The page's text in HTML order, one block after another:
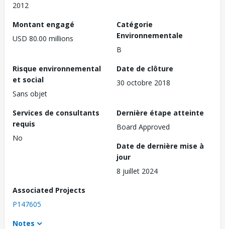
2012
Montant engagé
USD 80.00 millions
Catégorie
Environnementale
B
Risque environnemental
et social
Sans objet
Date de clôture
30 octobre 2018
Services de consultants
requis
No
Dernière étape atteinte
Board Approved
Date de dernière mise à
jour
8 juillet 2024
Associated Projects
P147605
Notes